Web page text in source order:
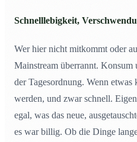
Schnelllebigkeit,
Wer hier nicht mitkommt oder
Mainstream überrannt. Konsum
der Tagesordnung. Wenn etwas
werden, und zwar schnell.
egal, was das neue,
es war billig. Ob die Dinge